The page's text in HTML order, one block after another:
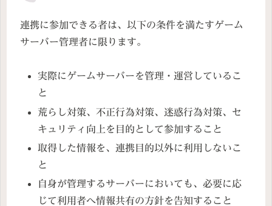
連携に参加できる者は、以下の条件を満たすゲーム
サーバー管理者に限ります。
実際にゲームサーバーを管理・運営しているこ
と
荒らし対策、不正行為対策、迷惑行為対策、セ
キュリティ向上を目的として参加すること
取得した情報を、連携目的以外に利用しないこ
と
自身が管理するサーバーにおいても、必要に応
じて利用者へ情報共有の方針を告知すること